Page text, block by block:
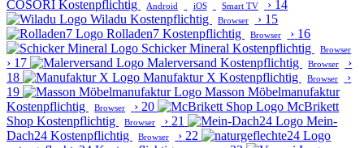
COSORI Kostenpflichtig Android iOS Smart TV › 14
Wiladu Kostenpflichtig Browser › 15
Rolladen7 Kostenpflichtig Browser › 16
Schicker Mineral Kostenpflichtig Browser
› 17 Malerversand Kostenpflichtig Browser
›
18
Manufaktur X Kostenpflichtig Browser
›
19
Masson Möbelmanufaktur
Kostenpflichtig
Browser › 20
McBrikett
Shop Kostenpflichtig Browser › 21
Mein-
Dach24 Kostenpflichtig Browser › 22